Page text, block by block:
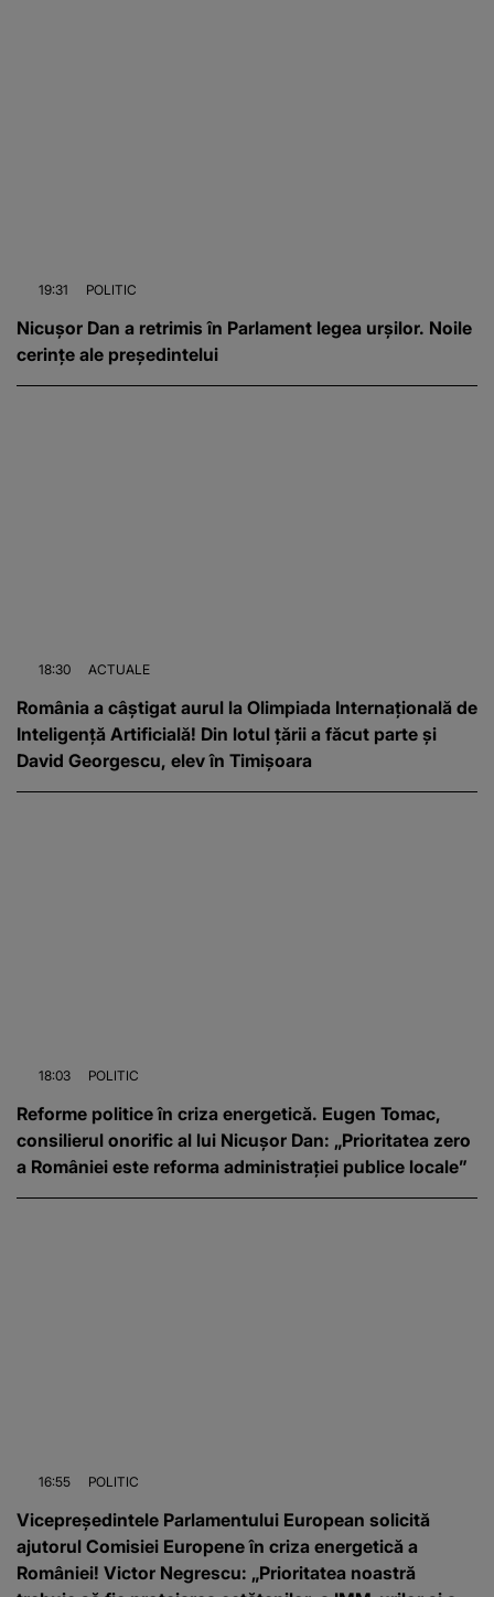
19:31 POLITIC
Nicușor Dan a retrimis în Parlament legea urșilor. Noile
cerințe ale președintelui
18:30 ACTUALE
România a câștigat aurul la Olimpiada Internațională de
Inteligență Artificială! Din lotul țării a făcut parte și
David Georgescu, elev în Timișoara
18:03 POLITIC
Reforme politice în criza energetică. Eugen Tomac,
consilierul onorific al lui Nicușor Dan: „Prioritatea zero
a României este reforma administrației publice locale”
16:55 POLITIC
Vicepreședintele Parlamentului European solicită
ajutorul Comisiei Europene în criza energetică a
României! Victor Negrescu: „Prioritatea noastră